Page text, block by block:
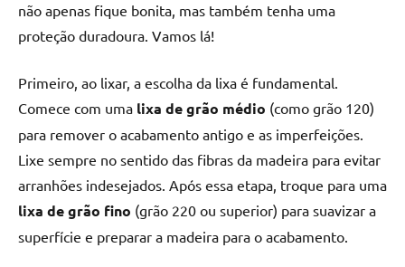
não apenas fique bonita, mas também tenha uma
proteção duradoura. Vamos lá!
Primeiro, ao lixar, a escolha da lixa é fundamental.
Comece com uma lixa de grão médio (como grão 120)
para remover o acabamento antigo e as imperfeições.
Lixe sempre no sentido das fibras da madeira para evitar
arranhões indesejados. Após essa etapa, troque para uma
lixa de grão fino (grão 220 ou superior) para suavizar a
superfície e preparar a madeira para o acabamento.